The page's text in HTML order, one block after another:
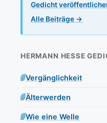
Gedicht
Alle Beiträge →
HERMANN HESSE
Vergänglichkeit
Älterwerden
Wie eine Welle